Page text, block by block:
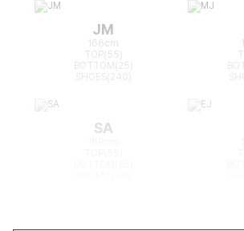
JM
166cm
TOP(55)
BOTTOM(25)
SA